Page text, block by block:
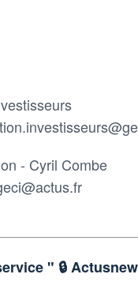
- Cyril Combe
" 🔒